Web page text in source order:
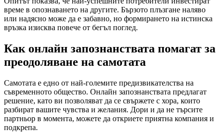
време в опознаването на другите. Бързото плъзгане наляво
или надясно може да е забавно, но формирането на истинска
връзка изисква повече от бегъл поглед.
Как онлайн запознанствата помагат за
преодоляване на самотата
Самотата е едно от най-големите предизвикателства на
съвременното общество. Онлайн запознанствата предлагат
решение, като ви позволяват да се свържете с хора, които
разбират вашите чувства и желания. Дори и да не търсите
партньор в момента, можете да откриете приятна компания и
подкрепа.